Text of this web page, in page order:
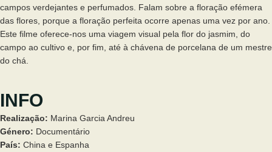
campos verdejantes e perfumados. Falam sobre a floração efémera
das flores, porque a floração perfeita ocorre apenas uma vez por ano.
Este filme oferece-nos uma viagem visual pela flor do jasmim, do
campo ao cultivo e, por fim, até à chávena de porcelana de um mestre
do chá.
INFO
Realização: Marina Garcia Andreu
Género: Documentário
País: China e Espanha